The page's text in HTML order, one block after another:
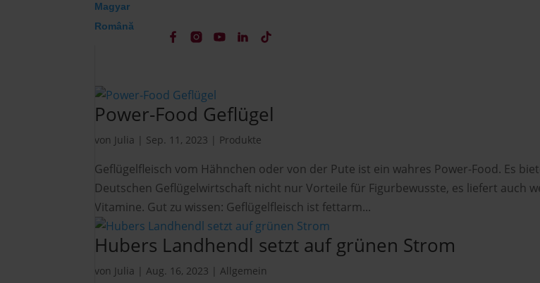
Magyar
Română
Power-Food Geflügel
von Julia | Sep. 11, 2023 | Produkte
Geflügelfleisch vom Hähnchen oder von der Pute ist ein wahres Power-Food. Es
Deutschen Geflügelwirtschaft nicht nur Vorteile für Figurbewusste, es liefert auch
Vitamine. Gut zu wissen: Geflügelfleisch ist fettarm...
Hubers Landhendl setzt auf grünen Strom
von Julia |Aug. 16, 2023 |Allgemein